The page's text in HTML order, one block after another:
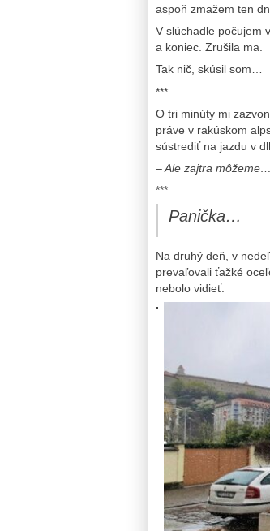
aspoň zmažem ten
V slúchadle počujem
a koniec. Zrušila ma.
Tak nič, skúsil som…
***
O tri minúty mi
práve v rakúskom
sústrediť na jazdu v
– Ale zajtra môžeme…
***
Panička…
Na druhý deň, v
prevaľovali ťažké
nebolo vidieť.